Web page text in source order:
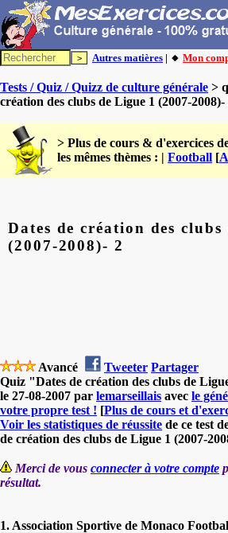
Autres matières | 🔸 Mon
Tests / Quiz / Quizz de culture générale >
création des clubs de Ligue 1 (2007-2008)-
> Plus de cours & d'exercices
les mêmes thèmes : | Football [
Dates de création des clubs
(2007-2008)- 2
Avancé Tweeter Partager
Quiz "Dates de création des clubs de
le 27-08-2007 par lemarseillais avec le
votre propre test ! [Plus de cours et
Voir les statistiques de réussite de ce test
de création des clubs de Ligue 1 (2007-
Merci de vous connecter à votre compte
résultat.
1. Association Sportive de Monaco